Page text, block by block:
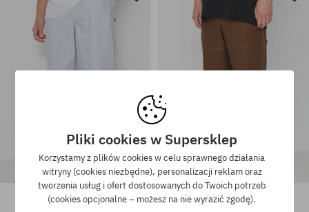
Dostępne rozmiary:
Dostępne rozmiary:
Spodnie Nike SB Loose Denim
429,90 PLN 269,90 PLN
Spodnie Nike SB Double Knee
479,90 PLN109,90 PLN
Pliki cookies w Supersklep
Korzystamy z plików cookies w celu sprawnego działania
witryny (cookies niezbędne), personalizacji reklam oraz
tworzenia usług i ofert dostosowanych do Twoich potrzeb
(cookies opcjonalne – możesz na nie wyrazić zgodę).